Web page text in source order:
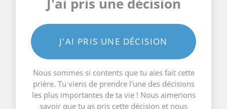
J'AI PRIS UNE DÉCISION
Nous sommes si contents que tu aies fait cette
prière. Tu viens de prendre l'une des décisions
les plus importantes de ta vie ! Nous aimerions
savoir que tu as pris cette décision et nous